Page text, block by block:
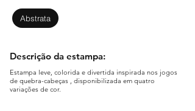
Abstrata
Descrição da estampa:
Estampa leve, colorida e divertida inspirada nos jogos
de quebra-cabeças , disponibilizada em quatro
variações de cor.